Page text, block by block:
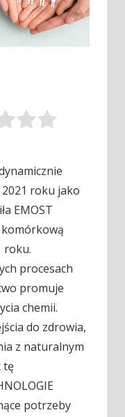
roku jako
EMOST
komórkową
roku.
procesach
promuje
chemii.
do zdrowia,
z naturalnym
tę
potrzeby